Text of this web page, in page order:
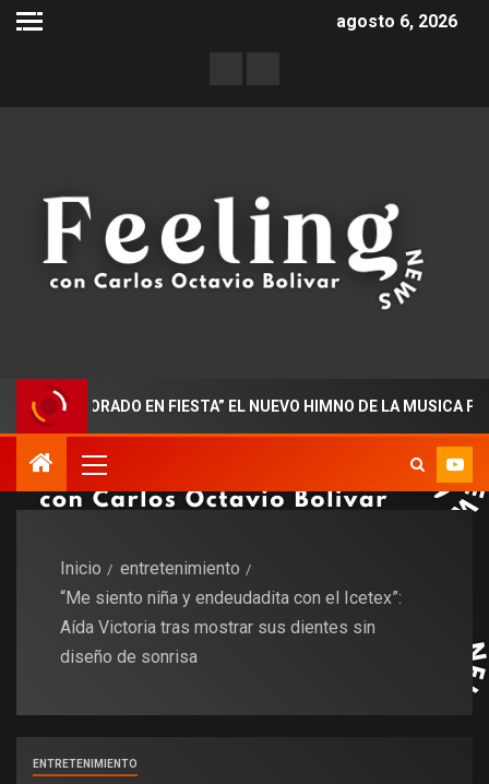
agosto 6, 2026
EN FIESTA” EL NUEVO HIMNO DE LA MUSICA
Inicio
entretenimiento
“Me siento niña y endeudadita con el Icetex”:
Aída Victoria tras mostrar sus dientes sin
diseño de sonrisa
ENTRETENIMIENTO